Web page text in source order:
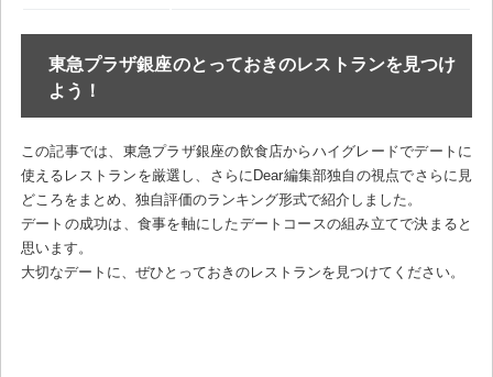
東急プラザ銀座のとっておきのレストランを見つけ
よう！
この記事では、東急プラザ銀座の飲食店からハイグレードでデートに
使えるレストランを厳選し、さらにDear編集部独自の視点でさらに見
どころをまとめ、独自評価のランキング形式で紹介しました。
デートの成功は、食事を軸にしたデートコースの組み立てで決まると
思います。
大切なデートに、ぜひとっておきのレストランを見つけてください。